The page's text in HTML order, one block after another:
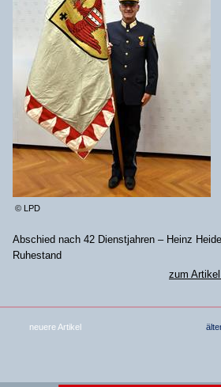
© LPD
Abschied nach 42 Dienstjahren – Heinz
Ruhestand
zum
neuere Artikel